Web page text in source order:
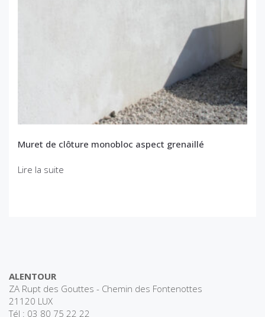
Muret de clôture monobloc aspect grenaillé
Lire la suite
ALENTOUR
ZA Rupt des Gouttes - Chemin des Fontenottes
21120 LUX
Tél : 03 80 75 22 22